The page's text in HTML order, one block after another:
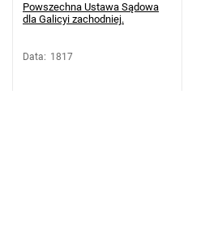
Powszechna Ustawa Sądowa
dla Galicyi zachodniej.
Data: 1817